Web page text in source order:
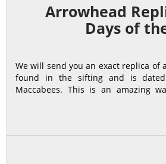
Arrowhead
Days of
We will send you an exact replica of
found in the sifting and is
Maccabees. This is an amazing